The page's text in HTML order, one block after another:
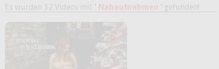
Es wurden 32 Videos mit ' Nahaufnahmen ' gefunden!